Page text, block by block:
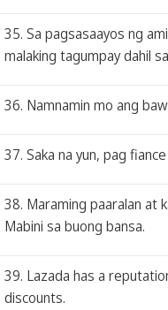
35. Sa pagsasaayos ng
malaking tagumpay dahil
36. Namnamin mo ang
37. Saka na yun, pag
38. Maraming paaralan at
Mabini sa buong bansa.
39. Lazada has a
discounts.